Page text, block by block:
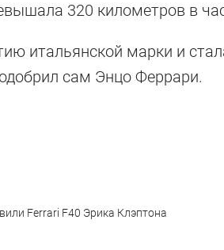
320 километров в
итальянской марки и
сам Энцо Феррари.
Ferrari F40 Эрика Клэптона